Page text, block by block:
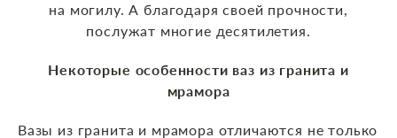
на могилу. А благодаря своей прочности,
послужат многие десятилетия.
Некоторые особенности ваз из гранита и
мрамора
Вазы из гранита и мрамора отличаются не только